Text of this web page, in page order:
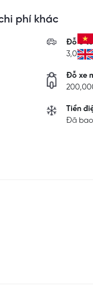
phí khác
Đỗ ô tô
Đỗ xe
Tiền
Đã